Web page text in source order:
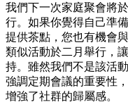
我們下一次家庭聚會將
行。如果你覺得自己準
提供茶點，您也有機會
類似活動於二月舉行，
持。雖然我們不是該活
強調定期會議的重要性
增強了社群的歸屬感。